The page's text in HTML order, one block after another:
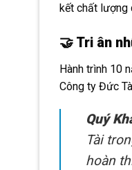
kết chất lượng
🤝 Tri ân
Hành trình 10
Công ty Đức
Quý
Tài
hoàn